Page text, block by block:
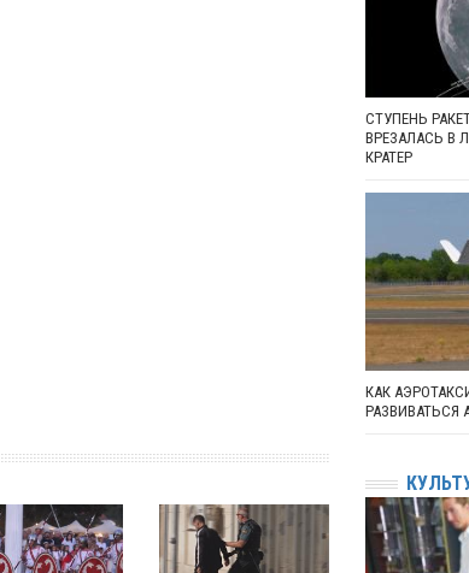
СТУПЕНЬ
ВРЕЗАЛАСЬ В
КРАТЕР
КАК
РАЗВИВАТЬСЯ